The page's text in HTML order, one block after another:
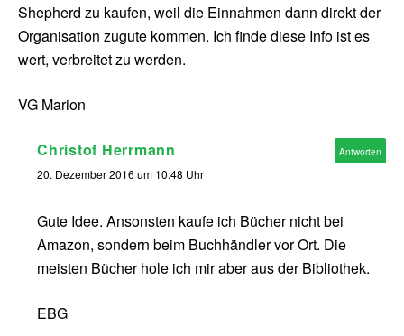
Shepherd zu kaufen, weil die Einnahmen dann direkt der
Organisation zugute kommen. Ich finde diese Info ist es
wert, verbreitet zu werden.
VG Marion
Christof Herrmann
20. Dezember 2016 um 10:48 Uhr
Gute Idee. Ansonsten kaufe ich Bücher nicht bei
Amazon, sondern beim Buchhändler vor Ort. Die
meisten Bücher hole ich mir aber aus der Bibliothek.
EBG
Antworten